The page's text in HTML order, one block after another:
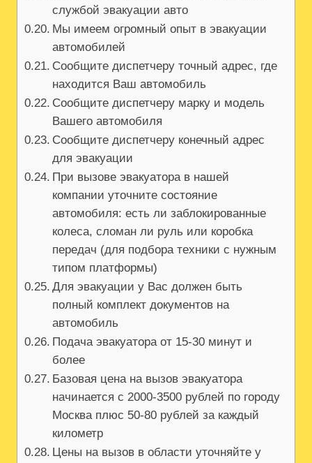
службой эвакуации авто
Мы имеем огромный опыт в эвакуации
автомобилей
Сообщите диспетчеру точный адрес, где
находится Ваш автомобиль
Сообщите диспетчеру марку и модель
Вашего автомобиля
Сообщите диспетчеру конечный адрес
для эвакуации
При вызове эвакуатора в нашей
компании уточните состояние
автомобиля: есть ли заблокированные
колеса, сломан ли руль или коробка
передач (для подбора техники с нужным
типом платформы)
Для эвакуации у Вас должен быть
полный комплект документов на
автомобиль
Подача эвакуатора от 15-30 минут и
более
Базовая цена на вызов эвакуатора
начинается с 2000-3500 рублей по городу
Москва плюс 50-80 рублей за каждый
километр
Цены на вызов в области уточняйте у